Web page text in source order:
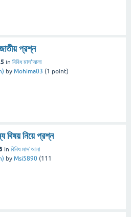
জাতীয় প্রশ্ন
in বিবিধ মাস’আলা
by Mohima03 (1 point)
বিষয় নিয়ে প্রশ্ন
in বিবিধ মাস’আলা
by Msi5890 (111